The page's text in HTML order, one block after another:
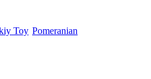
Toy Pomeranian